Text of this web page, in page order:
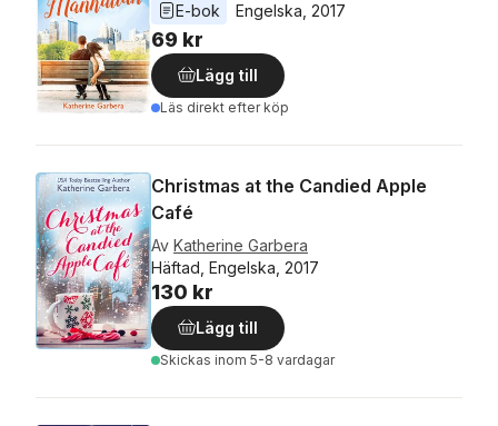
E-bok
Engelska 2017
69 kr
Lägg till
Läs direkt efter köp
Christmas at the Candied Apple
Café
Av Katherine Garbera
Häftad, Engelska, 2017
130 kr
Lägg till
Skickas inom 5-8 vardagar